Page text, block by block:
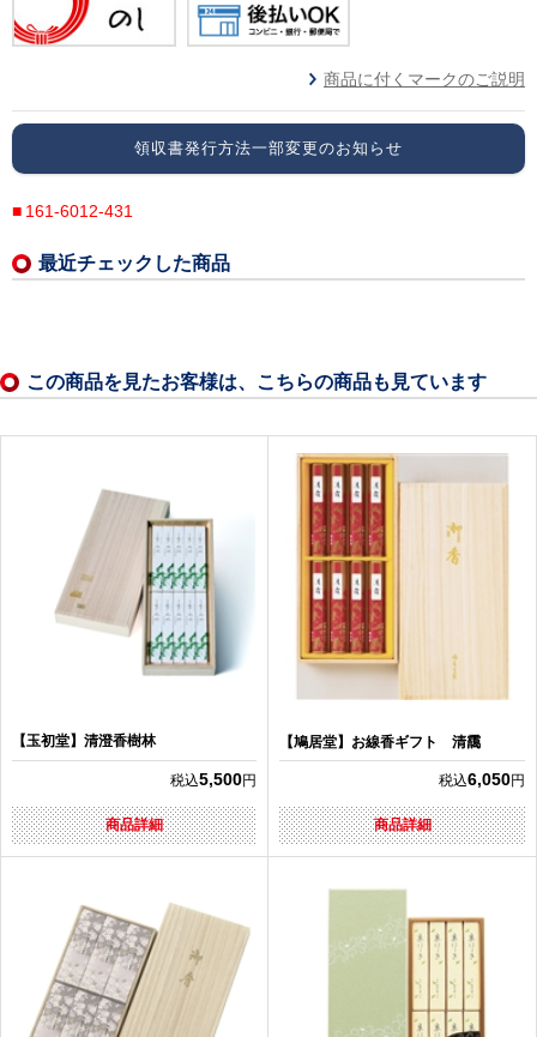
商品に付くマークのご説明
領収書発行方法一部変更のお知らせ
161-6012-431
最近チェックした商品
この商品を見たお客様は、こちらの商品も見ています
【玉初堂】清澄香樹林
税込5,500円
商品詳細
【鳩居堂】お線香ギフト 清靄
税込6,050円
商品詳細